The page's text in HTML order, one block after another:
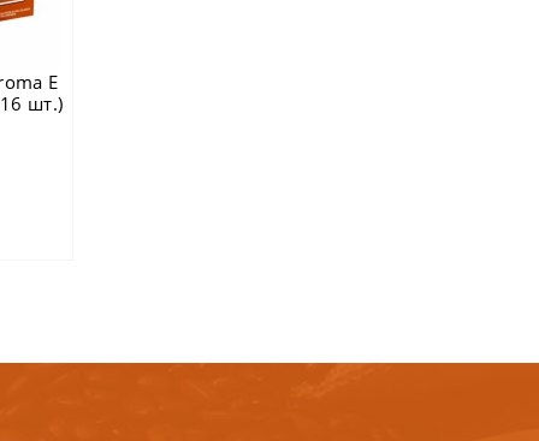
E
шт.)